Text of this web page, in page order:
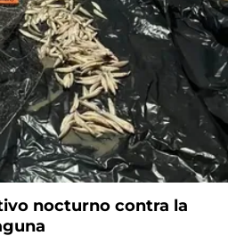
nocturno contra la